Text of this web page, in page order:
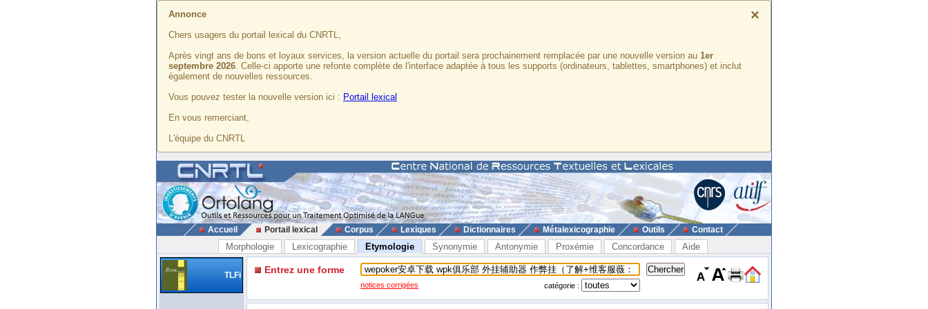
×
Annonce
Chers usagers du portail lexical du CNRTL,
Après vingt ans de bons et loyaux services, la version actuelle du portail sera prochainement remplacée par une nouvelle version au 1er
septembre 2026. Celle-ci apporte une refonte complète de l'interface adaptée à tous les supports (ordinateurs, tablettes, smartphones) et inclut
également de nouvelles ressources.
Vous pouvez tester la nouvelle version ici : Portail lexical
En vous remerciant,
L'équipe du CNRTL
Accueil Portail lexical Corpus Lexiques Dictionnaires Métalexicographie Outils Contact
Morphologie Lexicographie Etymologie Synonymie Antonymie Proxémie Concordance Aide
TLFi Entrez une forme
notices corrigées catégorie :